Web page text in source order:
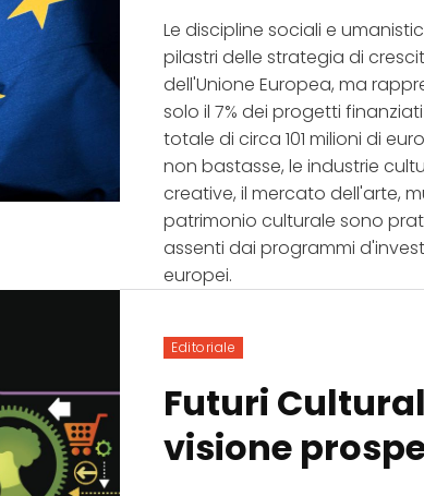
Le discipline sociali e
pilastri delle strategia di crescita
dell'Unione Europea, ma
solo il 7% dei progetti
totale di circa 101 milioni di
non bastasse, le industrie
creative, il mercato dell'arte,
patrimonio culturale sono
assenti dai programmi
europei.
Editoriale
Futuri
visione